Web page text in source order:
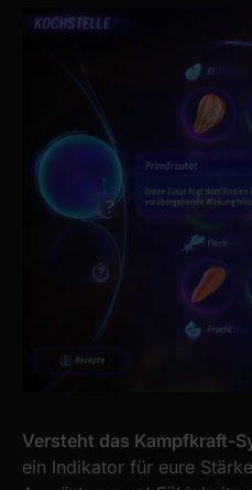
Versteht das Kampfkraft-
ein Indikator für eure